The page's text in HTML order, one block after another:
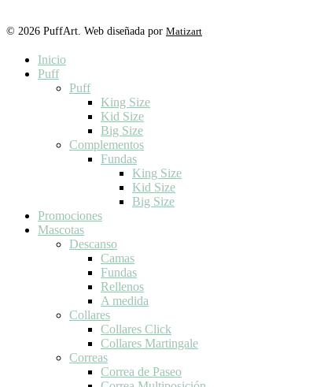
© 2026 PuffArt. Web diseñada por Matizart
Close
Menu
Inicio
Puff
Puff
King Size
Kid Size
Big Size
Complementos
Fundas
King Size
Kid Size
Big Size
Promociones
Mascotas
Descanso
Camas
Fundas
Rellenos
A medida
Collares
Collares Click
Collares Martingale
Correas
Correa de Paseo